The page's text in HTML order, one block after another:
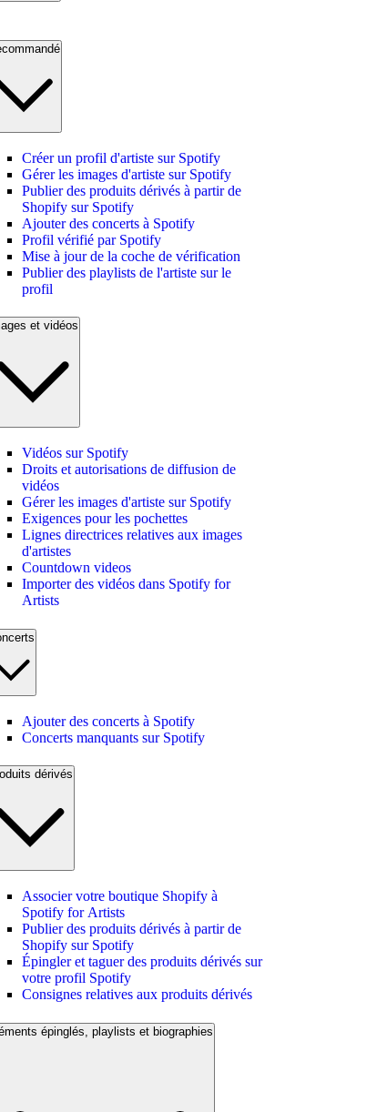
Créer un profil d'artiste sur Spotify
Gérer les images d'artiste sur Spotify
Publier des produits dérivés à partir de
Shopify sur Spotify
Ajouter des concerts à Spotify
Profil vérifié par Spotify
Mise à jour de la coche de vérification
Publier des playlists de l'artiste sur le
profil
et vidéos
Vidéos sur Spotify
Droits et autorisations de diffusion de
vidéos
Gérer les images d'artiste sur Spotify
Exigences pour les pochettes
Lignes directrices relatives aux images
d'artistes
Countdown videos
Importer des vidéos dans Spotify for
Artists
Ajouter des concerts à Spotify
Concerts manquants sur Spotify
dérivés
Associer votre boutique Shopify à
Spotify for Artists
Publier des produits dérivés à partir de
Shopify sur Spotify
Épingler et taguer des produits dérivés sur
votre profil Spotify
Consignes relatives aux produits dérivés
épinglés, playlists et biographies